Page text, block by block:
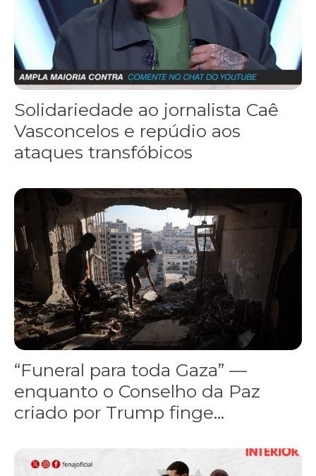
Solidariedade ao jornalista Caê
Vasconcelos e repúdio aos
ataques transfóbicos
“Funeral para toda Gaza” — enquanto o Conselho da Paz
“Funeral para toda Gaza” —
enquanto o Conselho da Paz
criado por Trump finge...
Assinada nova CCT de jornais e revistas do interior